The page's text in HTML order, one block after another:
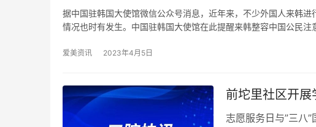
据中国驻韩国大使馆微信公众号消息，近年来，不少外国人来韩
情况也时有发生。中国驻韩国大使馆在此提醒来韩整容中国公民注
爱美资讯 2023年4月5日
前坨里社区开
志愿服务日与”三八